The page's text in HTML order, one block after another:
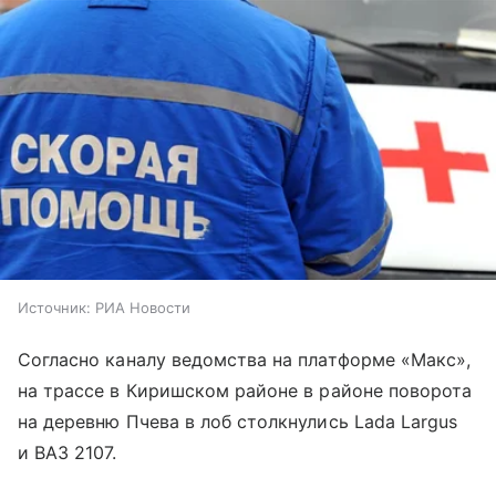
Источник: РИА Новости
Согласно каналу ведомства на платформе «Макс»,
на трассе в Киришском районе в районе поворота
на деревню Пчева в лоб столкнулись Lada Largus
и ВАЗ 2107.